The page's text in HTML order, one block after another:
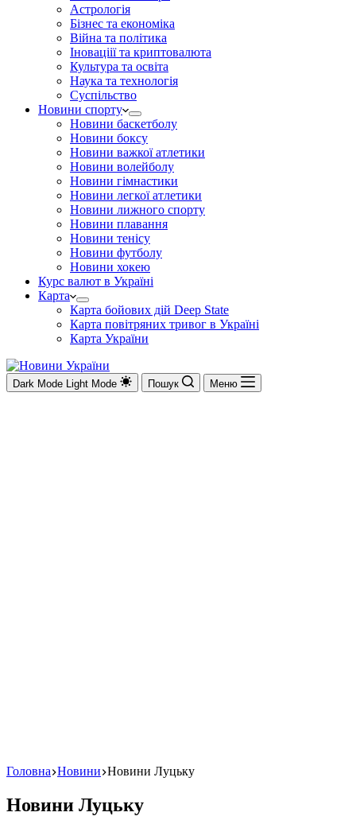
Астрологія
Бізнес та економіка
Війна та політика
Іноваціії та криптовалюта
Культура та освіта
Наука та технологія
Суспільство
Новини спорту
Новини баскетболу
Новини боксу
Новини важкої атлетики
Новини волейболу
Новини гімнастики
Новини легкої атлетики
Новини лижного спорту
Новини плавання
Новини тенісу
Новини футболу
Новини хокею
Курс валют в Україні
Карта
Карта бойових дій Deep State
Карта повітряних тривог в Україні
Карта України
Dark Mode Light Mode Пошук Меню
Головна Новини Новини Луцьку
Новини Луцьку